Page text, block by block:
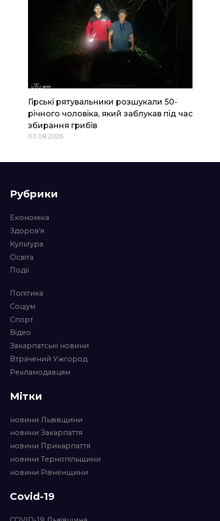
Гірські рятувальники розшукали 50-
річного чоловіка, який заблукав під час
збирання грибів
03.08.2026
Рубрики
Економіка
Здоров’я
Культура
Освіта
Події
Політика
Соціум
Спорт
Відео
Закарпатські новини
Втрачений Ужгород
Рекламодавцям
Мітки
новини Львівщини
новини Закарпаття
новини Прикарпаття
новини Тернопільщини
новини Рівненщини
Covid-19